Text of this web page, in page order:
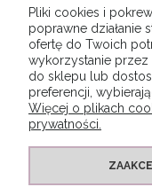
Pliki cookies i
poprawne działanie
ofertę do Twoich
wykorzystanie
do sklepu lub
preferencji,
Więcej o plikach
prywatności.